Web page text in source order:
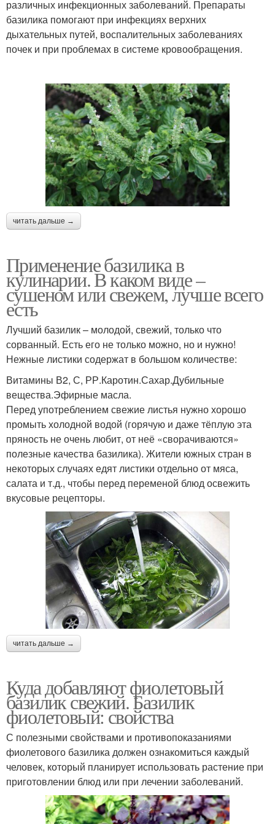
различных инфекционных заболеваний. Препараты
базилика помогают при инфекциях верхних
дыхательных путей, воспалительных заболеваниях
почек и при проблемах в системе кровообращения.
читать дальше →
Применение базилика в
кулинарии. В каком виде –
сушеном или свежем, лучше всего
есть
Лучший базилик – молодой, свежий, только что
сорванный. Есть его не только можно, но и нужно!
Нежные листики содержат в большом количестве:
Витамины В2, С, РР.Каротин.Сахар.Дубильные
вещества.Эфирные масла.
Перед употреблением свежие листья нужно хорошо
промыть холодной водой (горячую и даже тёплую эта
пряность не очень любит, от неё «сворачиваются»
полезные качества базилика). Жители южных стран в
некоторых случаях едят листики отдельно от мяса,
салата и т.д., чтобы перед переменой блюд освежить
вкусовые рецепторы.
читать дальше →
Куда добавляют фиолетовый
базилик свежий. Базилик
фиолетовый: свойства
С полезными свойствами и противопоказаниями
фиолетового базилика должен ознакомиться каждый
человек, который планирует использовать растение при
приготовлении блюд или при лечении заболеваний.